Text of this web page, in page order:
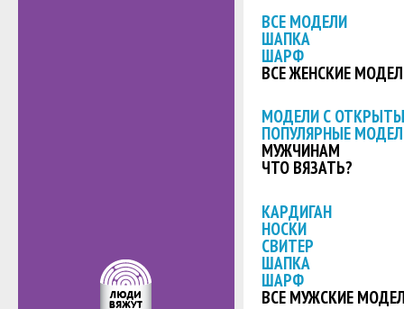
ВСЕ МОДЕЛИ
ШАПКА
ШАРФ
ВСЕ ЖЕНСКИЕ
МОДЕЛИ С
ПОПУЛЯРНЫЕ
МУЖЧИНАМ
ЧТО ВЯЗАТЬ?
КАРДИГАН
НОСКИ
СВИТЕР
ШАПКА
ШАРФ
ВСЕ МУЖСКИЕ